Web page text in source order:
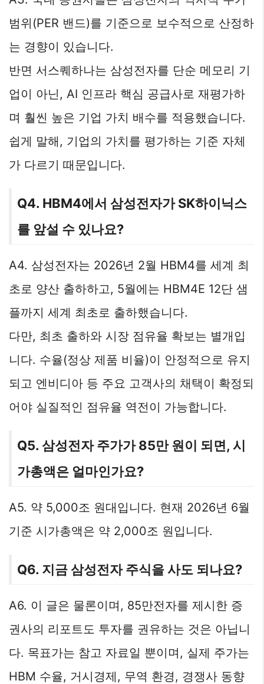
범위(PER 밴드)를 기준으로 보수적으로 산정하
는 경향이 있습니다.
반면 서스퀘하나는 삼성전자를 단순 메모리 기
업이 아닌, AI 인프라 핵심 공급사로 재평가하
며 훨씬 높은 기업 가치 배수를 적용했습니다.
쉽게 말해, 기업의 가치를 평가하는 기준 자체
가 다르기 때문입니다.
Q4. HBM4에서 삼성전자가 SK하이닉스
를 앞설 수 있나요?
A4. 삼성전자는 2026년 2월 HBM4를 세계 최
초로 양산 출하하고, 5월에는 HBM4E 12단 샘
플까지 세계 최초로 출하했습니다.
다만, 최초 출하와 시장 점유율 확보는 별개입
니다. 수율(정상 제품 비율)이 안정적으로 유지
되고 엔비디아 등 주요 고객사의 채택이 확정되
어야 실질적인 점유율 역전이 가능합니다.
Q5. 삼성전자 주가가 85만 원이 되면, 시
가총액은 얼마인가요?
A5. 약 5,000조 원대입니다. 현재 2026년 6월
기준 시가총액은 약 2,000조 원입니다.
Q6. 지금 삼성전자 주식을 사도 되나요?
A6. 이 글은 물론이며, 85만전자를 제시한 증
권사의 리포트도 투자를 권유하는 것은 아닙니
다. 목표가는 참고 자료일 뿐이며, 실제 주가는
HBM 수율, 거시경제, 무역 환경, 경쟁사 동향